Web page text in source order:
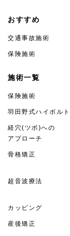
おすすめ
交通事故施術
保険施術
施術一覧
保険施術
羽田野式ハイボルト
経穴(ツボ)への
アプローチ
骨格矯正
超音波療法
カッピング
産後矯正